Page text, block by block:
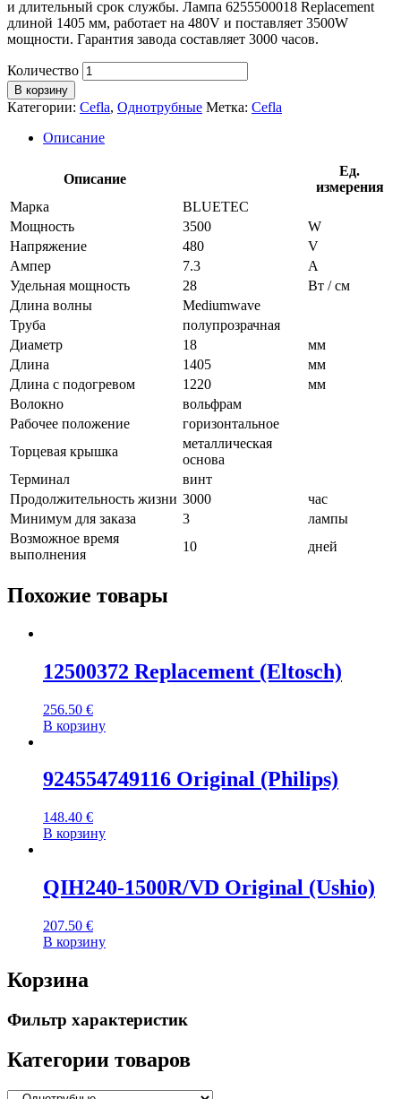
и длительный срок службы. Лампа 6255500018 Replacement
длиной 1405 мм, работает на 480V и поставляет 3500W
мощности. Гарантия завода составляет 3000 часов.
Количество
В корзину
Категории: Cefla, Однотрубные Метка: Cefla
Описание
Описание
Ед.
измерения
Марка
BLUETEC
Мощность
3500
W
Напряжение
480
V
Ампер
7.3
A
Удельная мощность
28
Вт / см
Длина волны
Mediumwave
Труба
полупрозрачная
Диаметр
18
мм
Длина
1405
мм
Длина с подогревом
1220
мм
Волокно
вольфрам
Рабочее положение
горизонтальное
Торцевая крышка
металлическая
основа
Терминал
винт
Продолжительность жизни 3000
час
Минимум для заказа
3
лампы
Возможное время
выполнения
10 дней
Похожие товары
12500372 Replacement (Eltosch)
256.50 €
В корзину
924554749116 Original (Philips)
148.40 €
В корзину
QIH240-1500R/VD Original (Ushio)
207.50 €
В корзину
Корзина
Фильтр характеристик
Категории товаров